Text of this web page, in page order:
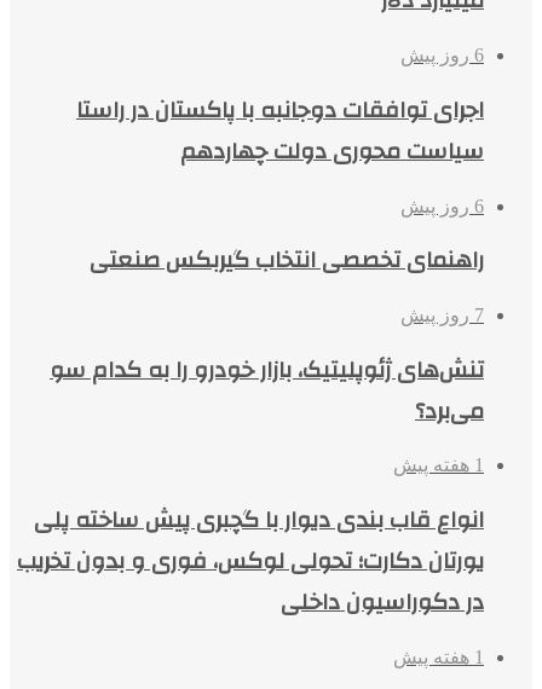
6 روز پیش
اجرای توافقات دوجانبه با پاکستان در راستا
سیاست محوری دولت چهاردهم
6 روز پیش
راهنمای تخصصی انتخاب گیربکس صنعتی
7 روز پیش
تنش‌های ژئوپلیتیک، بازار خودرو را به کدام سو
می‌برد؟
1 هفته پیش
انواع قاب بندی دیوار با گچبری پیش ساخته پلی
یورتان دکارت؛ تحولی لوکس، فوری و بدون تخریب
در دکوراسیون داخلی
1 هفته پیش